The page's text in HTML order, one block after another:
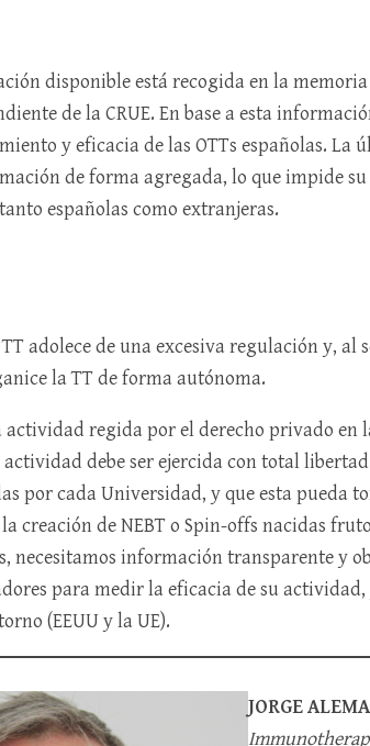
disponible está recogida en la memoria
de la CRUE. En base a esta
y eficacia de las OTTs españolas. La
de forma agregada, lo que impide
españolas como extranjeras.
adolece de una excesiva regulación y,
la TT de forma autónoma.
actividad regida por el derecho privado en
debe ser ejercida con total
por cada Universidad, y que esta pueda
creación de NEBT o Spin-offs nacidas
necesitamos información transparente y
para medir la eficacia de su
(EEUU y la UE).
JORGE